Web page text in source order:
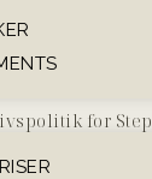
for